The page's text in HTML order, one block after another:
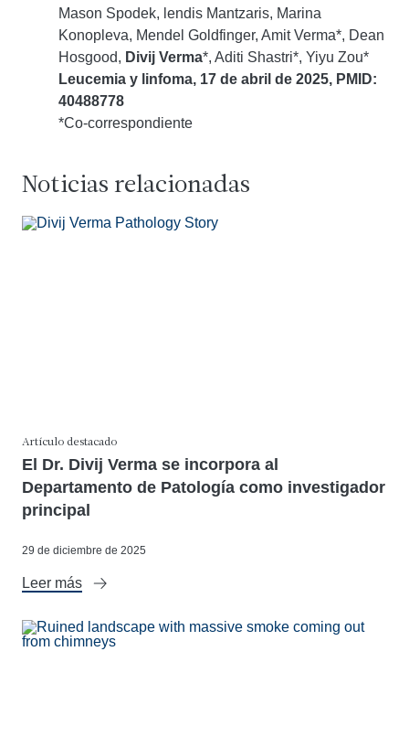
Mason Spodek, lendis Mantzaris, Marina
Konopleva, Mendel Goldfinger, Amit Verma*, Dean
Hosgood, Divij Verma*, Aditi Shastri*, Yiyu Zou*
Leucemia y linfoma, 17 de abril de 2025, PMID:
40488778
*Co-correspondiente
Noticias relacionadas
Artículo destacado
El Dr. Divij Verma se incorpora al
Departamento de Patología como investigador
principal
29 de diciembre de 2025
Leer más